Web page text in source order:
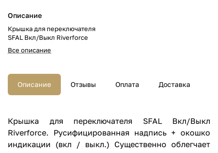
Описание
Крышка для переключателя
SFAL Вкл/Выкл Riverforce
Все описание
Описание Отзывы Оплата Доставка
Крышка для переключателя SFAL Вкл/Выкл
Riverforce. Русифицированная надпись + окошко
индикации (вкл / выкл.) Существенно облегчает